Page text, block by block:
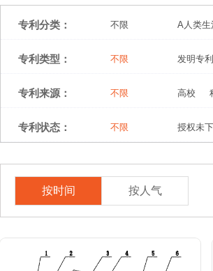
专利分类： 不限 A人类生
专利类型： 不限 发明专利
专利来源： 不限 高校
专利状态： 不限 授权未
按时间 按人气